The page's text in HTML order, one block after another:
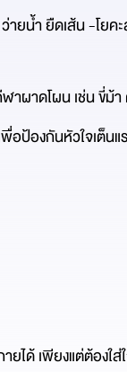
ว่ายน้ำ ยืดเส้น -โ
าผาดโผน เช่น ขี่ม้
องกันหัวใจเต็นแร
ด้ เพียงแต่ต้องใส่